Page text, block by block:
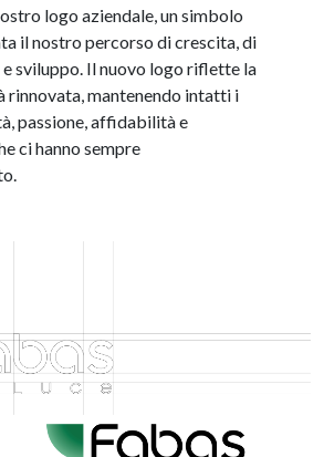
logo aziendale, un simbolo
il nostro percorso di crescita, di
sviluppo. Il nuovo logo riflette la
rinnovata, mantenendo intatti i
passione, affidabilità e
ci hanno sempre